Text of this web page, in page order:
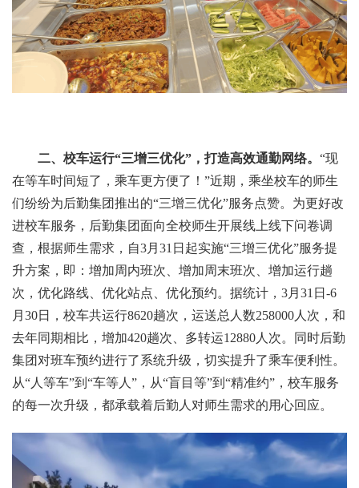
二、校车运行“三增三优化”，打造高效通勤网络。 “现
在等车时间短了，乘车更方便了！”近期，乘坐校车的师生
们纷纷为后勤集团推出的“三增三优化”服务点赞。为更好改
进校车服务，后勤集团面向全校师生开展线上线下问卷调
查，根据师生需求，自3月31日起实施“三增三优化”服务提
升方案，即：增加周内班次、增加周末班次、增加运行趟
次，优化路线、优化站点、优化预约。据统计，3月31日-6
月30日，校车共运行8620趟次，运送总人数258000人次，和
去年同期相比，增加420趟次、多转运12880人次。同时后勤
集团对班车预约进行了系统升级，切实提升了乘车便利性。
从“人等车”到“车等人”，从“盲目等”到“精准约”，校车服务
的每一次升级，都承载着后勤人对师生需求的用心回应。